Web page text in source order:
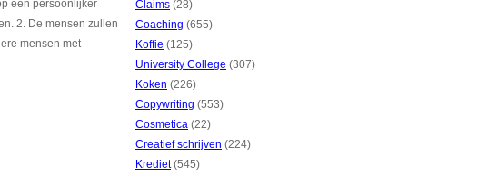
een persoonlijker
2. De mensen zullen
mensen met
Claims (28)
Coaching (655)
Koffie (125)
University College (307)
Koken (226)
Copywriting (553)
Cosmetica (22)
Creatief schrijven (224)
Krediet(545)